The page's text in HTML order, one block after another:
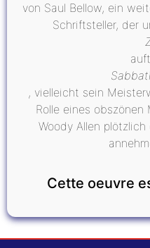
von Saul Bellow, ein
Schriftsteller, der
, vielleicht sein
Rolle eines obszönen
Woody Allen
Cette oeuvre